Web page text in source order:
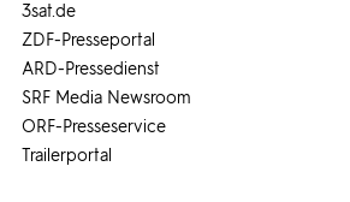
3sat.de
ZDF-Presseportal
ARD-Pressedienst
SRF Media Newsroom
ORF-Presseservice
Trailerportal